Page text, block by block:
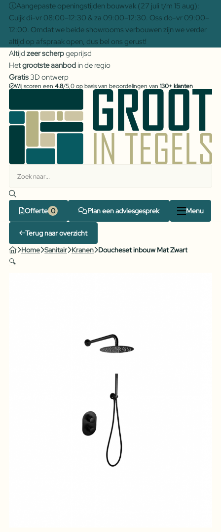
Aangepaste openingstijden bouwvak (27 juli t/m 15 aug):
Cuijk di-vr 08:00–12:30 & za 09:00–12:30. Oss do-vr 09:00–
12:00. Omdat we beide showrooms verbouwen zijn we verder
altijd op afspraak open, dus bel ons gerust!
Altijd zeer scherpgeprijsd
Hetgrootste aanbodin de regio
Gratis3D ontwerp
Wij scoren een 4.8/5,0 op basis van beoordelingen van 130+ klanten
Offerte Plan een adviesgesprek Menu
Terug naar overzicht
Home Sanitair Kranen Doucheset inbouw Mat Zwart
🔍